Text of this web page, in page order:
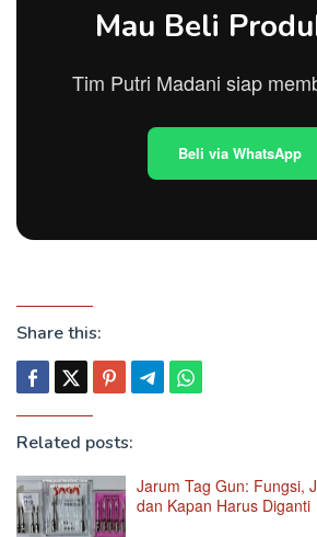
Mau Beli
Tim Putri Madani siap
Beli via WhatsApp
Share this:
Related posts:
Jarum Tag Gun: Fungsi,
dan Kapan Harus Diganti